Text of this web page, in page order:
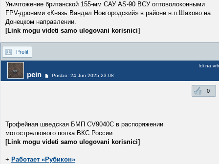
Уничтожение британской 155-мм САУ AS-90 ВСУ оптоволоконными
FPV-дронами «Князь Вандал Новгородский» в районе н.п.Шахово на
Донецком направлении.
[Link mogu videti samo ulogovani korisnici]
Profil
pein Poslao: 24 Jun 2025 23:08
Idi na vrh
0
Трофейная шведская БМП CV9040C в распоряжении
мотострелкового полка ВКС России.
[Link mogu videti samo ulogovani korisnici]
+ Работает «Рубикон»